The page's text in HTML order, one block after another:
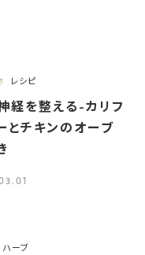
レシピ
経を整える-カリフ
とチキンのオーブ
ハーブ